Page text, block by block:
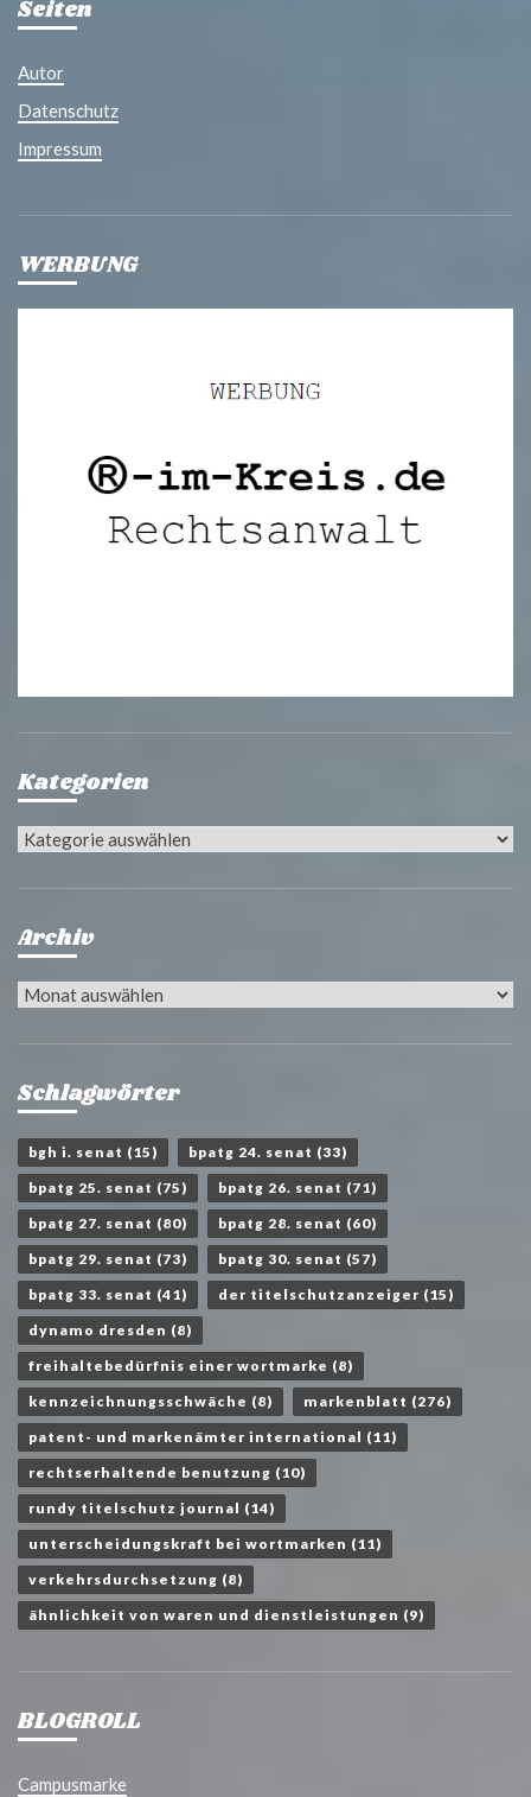
Seiten
Autor
Datenschutz
Impressum
WERBUNG
Kategorien
Kategorien
Archiv
Archiv
Schlagwörter
bgh i. senat (15) bpatg 24. senat (33)
bpatg 25. senat (75) bpatg 26. senat (71)
bpatg 27. senat (80) bpatg 28. senat (60)
bpatg 29. senat (73) bpatg 30. senat (57)
bpatg 33. senat (41) der titelschutzanzeiger (15)
dynamo dresden (8)
freihaltebedürfnis einer wortmarke (8)
kennzeichnungsschwäche (8) markenblatt (276)
patent- und markenämter international (11)
rechtserhaltende benutzung (10)
rundy titelschutz journal (14)
unterscheidungskraft bei wortmarken (11)
verkehrsdurchsetzung (8)
ähnlichkeit von waren und dienstleistungen (9)
BLOGROLL
Campusmarke